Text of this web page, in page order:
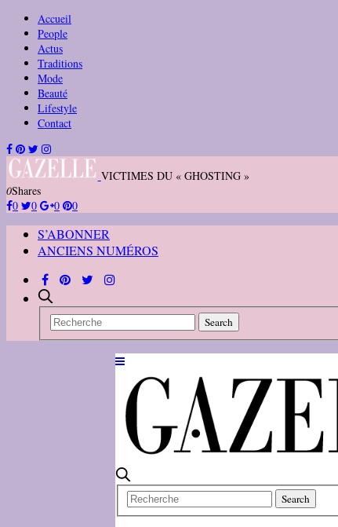
Accueil
People
Actus
Traditions
Mode
Beauté
Lifestyle
Contact
VICTIMES DU « GHOSTING »
0Shares
0
0 0 0
S’ABONNER
ANCIENS NUMÉROS